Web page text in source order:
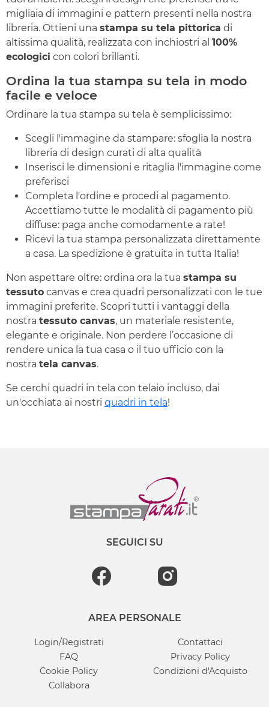
migliaia di immagini e pattern presenti nella nostra
libreria. Ottieni una stampa su tela pittorica di
altissima qualità, realizzata con inchiostri al 100%
ecologici con colori brillanti.
Ordina la tua stampa su tela in modo
facile e veloce
Ordinare la tua stampa su tela è semplicissimo:
Scegli l'immagine da stampare: sfoglia la nostra
libreria di design curati di alta qualità
Inserisci le dimensioni e ritaglia l'immagine come
preferisci
Completa l'ordine e procedi al pagamento.
Accettiamo tutte le modalità di pagamento più
diffuse: paga anche comodamente a rate!
Ricevi la tua stampa personalizzata direttamente
a casa. La spedizione è gratuita in tutta Italia!
Non aspettare oltre: ordina ora la tua stampa su
tessuto canvas e crea quadri personalizzati con le tue
immagini preferite. Scopri tutti i vantaggi della
nostra tessuto canvas, un materiale resistente,
elegante e originale. Non perdere l’occasione di
rendere unica la tua casa o il tuo ufficio con la
nostra tela canvas.
Se cerchi quadri in tela con telaio incluso, dai
un'occhiata ai nostri quadri in tela!
SEGUICI SU
AREA PERSONALE
Login/Registrati
Contattaci
FAQ
Privacy Policy
Cookie Policy
Condizioni d'Acquisto
Collabora